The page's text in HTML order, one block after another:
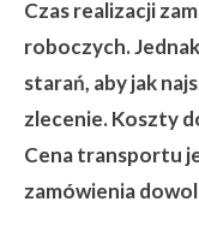
Czas realizacji
roboczych.
starań, aby jak
zlecenie. Koszty
Cena transportu
zamówienia